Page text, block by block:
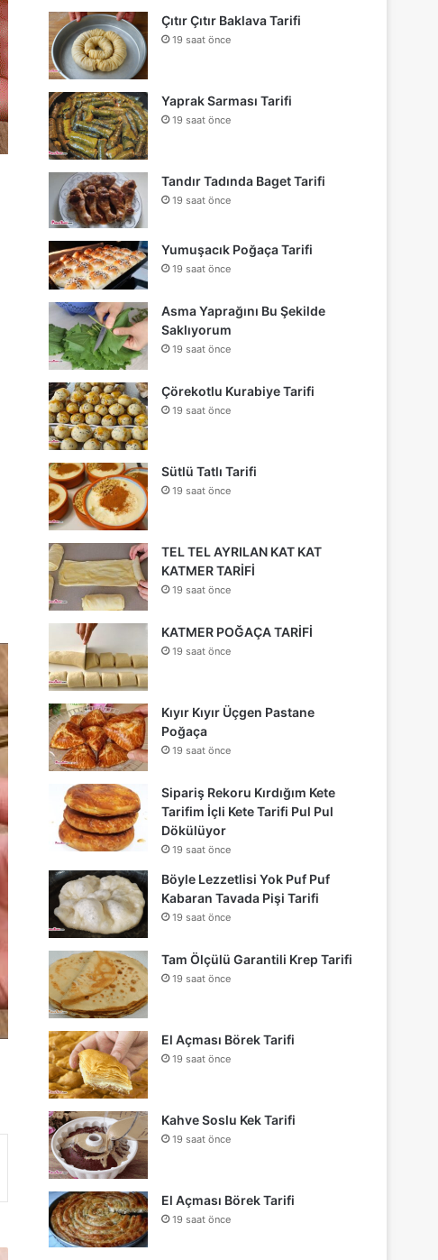
Çıtır Çıtır Baklava Tarifi
19 saat önce
Yaprak Sarması Tarifi
19 saat önce
Tandır Tadında Baget Tarifi
19 saat önce
Yumuşacık Poğaça Tarifi
19 saat önce
Asma Yaprağını Bu Şekilde
Saklıyorum
19 saat önce
Çörekotlu Kurabiye Tarifi
19 saat önce
Sütlü Tatlı Tarifi
19 saat önce
TEL TEL AYRILAN KAT KAT
KATMER TARİFİ
19 saat önce
KATMER POĞAÇA TARİFİ
19 saat önce
Kıyır Kıyır Üçgen Pastane
Poğaça
19 saat önce
Sipariş Rekoru Kırdığım Kete
Tarifim İçli Kete Tarifi Pul Pul
Dökülüyor
19 saat önce
Böyle Lezzetlisi Yok Puf Puf
Kabaran Tavada Pişi Tarifi
19 saat önce
Tam Ölçülü Garantili Krep Tarifi
19 saat önce
El Açması Börek Tarifi
19 saat önce
Kahve Soslu Kek Tarifi
19 saat önce
El Açması Börek Tarifi
19 saat önce